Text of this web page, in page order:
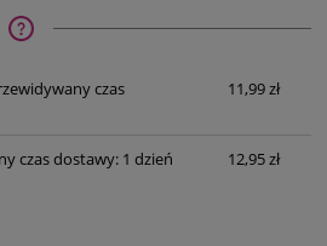
czas
11,99 zł
czas dostawy: 1 dzień
12,95 zł